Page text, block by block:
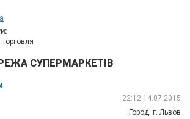
СУПЕРМАРКЕТІВ
22:12 14.07.2015
Город: г. Львов